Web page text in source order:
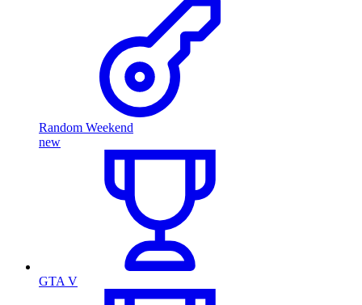
Random Weekend
new
GTA V